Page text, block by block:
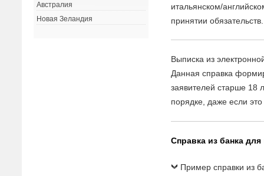
итальянском/
принятии обязательств.
Выписка из
Данная справка
заявителей старше 18
порядке, даже если
Справка из банка
Пример справки из
Австралия
Новая Зеландия